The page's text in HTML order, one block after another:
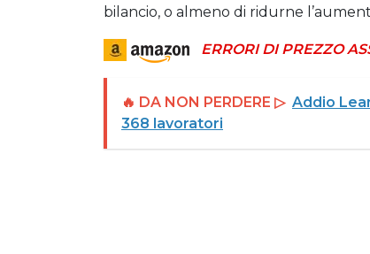
bilancio, o almeno di ridurne
ERRORI DI PREZZO
🔥 DA NON PERDERE ▷ Addio
368 lavoratori